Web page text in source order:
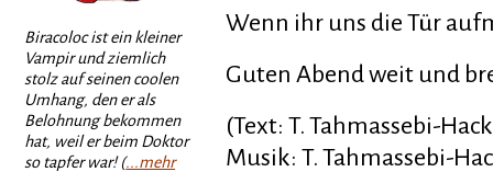
Biracoloc ist ein kleiner
Vampir und ziemlich
stolz auf seinen coolen
Umhang, den er als
Belohnung bekommen
hat, weil er beim Doktor
so tapfer war! (...mehr
Wenn ihr uns die Tür
Guten Abend weit und
(Text: T. Tahmassebi-
Musik: T. Tahmassebi-